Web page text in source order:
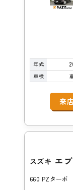
年式
車検
来
スズキ エ
660 PZターボ